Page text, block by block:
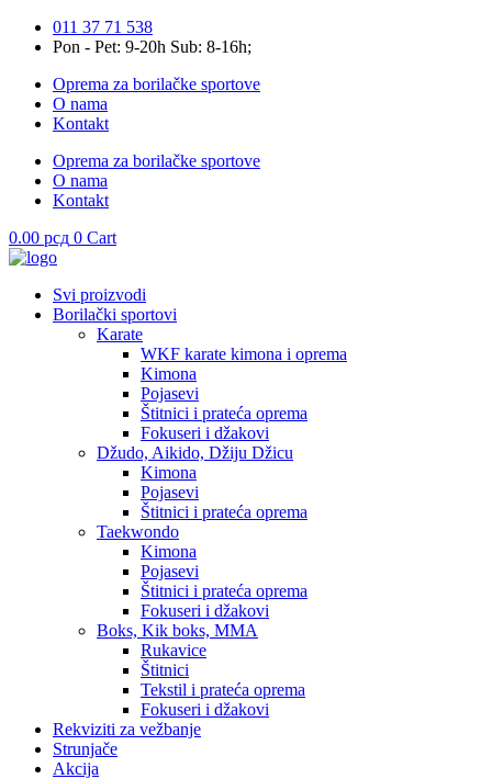
Skip
011 37 71 538
Pon - Pet: 9-20h Sub: 8-16h;
Oprema za borilačke sportove
O nama
Kontakt
Oprema za borilačke sportove
O nama
Kontakt
0.00 рсд 0 Cart
Svi proizvodi
Borilački sportovi
Karate
WKF karate kimona i oprema
Kimona
Pojasevi
Štitnici i prateća oprema
Fokuseri i džakovi
Džudo, Aikido, Džiju Džicu
Kimona
Pojasevi
Štitnici i prateća oprema
Taekwondo
Kimona
Pojasevi
Štitnici i prateća oprema
Fokuseri i džakovi
Boks, Kik boks, MMA
Rukavice
Štitnici
Tekstil i prateća oprema
Fokuseri i džakovi
Rekviziti za vežbanje
Strunjače
Akcija